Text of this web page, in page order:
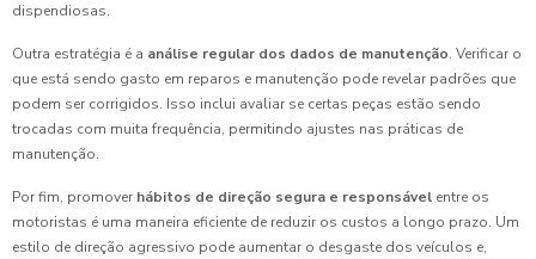
dispendiosas.
Outra estratégia é a análise regular dos dados de manutenção. Verificar o
que está sendo gasto em reparos e manutenção pode revelar padrões que
podem ser corrigidos. Isso inclui avaliar se certas peças estão sendo
trocadas com muita frequência, permitindo ajustes nas práticas de
manutenção.
Por fim, promover hábitos de direção segura e responsável entre os
motoristas é uma maneira eficiente de reduzir os custos a longo prazo. Um
estilo de direção agressivo pode aumentar o desgaste dos veículos e,